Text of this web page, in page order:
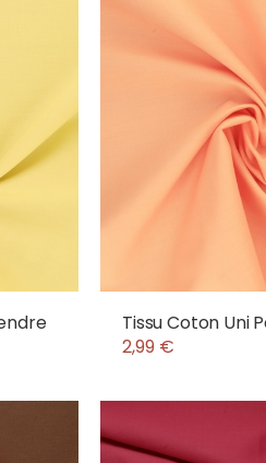
Tissu Coton Uni
2,99 €